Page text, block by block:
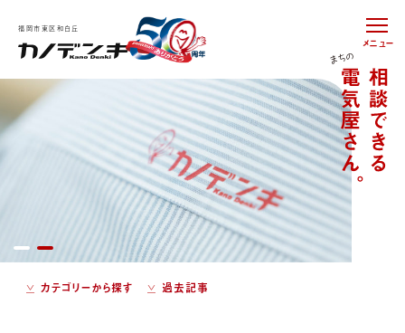
メニュー
福岡市東区和白丘
カテゴリーから探す 過去記事